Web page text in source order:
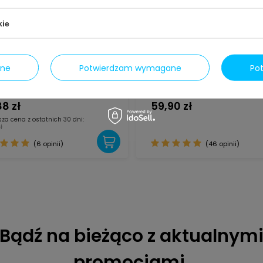
zł
cena z ostatnich 30 dni:
(6 opinii)
HAFEX/EXP, oryginalny
59,90 zł
(46 opinii)
Bądź na bieżąco z aktualnymi
Potwierdzam wymagane